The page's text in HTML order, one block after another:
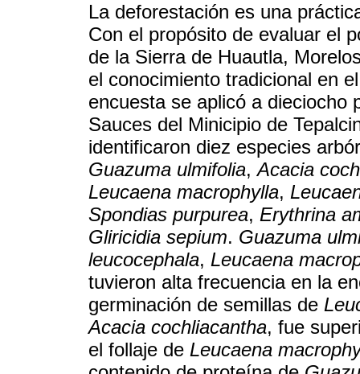
La deforestación es una
Con el propósito de evaluar el
de la Sierra de Huautla,
el conocimiento tradicional en
encuesta se aplicó a dieciocho
Sauces del Minicipio de
identificaron diez especies
Guazuma ulmifolia,Acacia
Leucaena macrophylla,
Spondias purpurea, Erythrina
Gliricidia sepium. Guazuma
leucocephala, Leucaena
tuvieron alta frecuencia en la
germinación de semillas de
Acacia cochliacantha, fue
el follaje de Leucaena